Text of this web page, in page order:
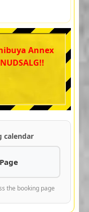
Annex
calendar
the booking page